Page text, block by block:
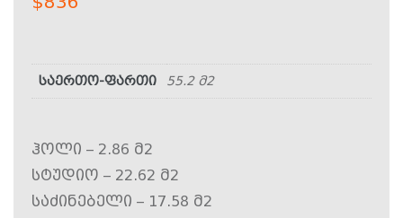
საერთო-ფართი 55.2 მ2
ჰოლი – 2.86 მ2
სტუდიო – 22.62 მ2
საძინებელი – 17.58 მ2